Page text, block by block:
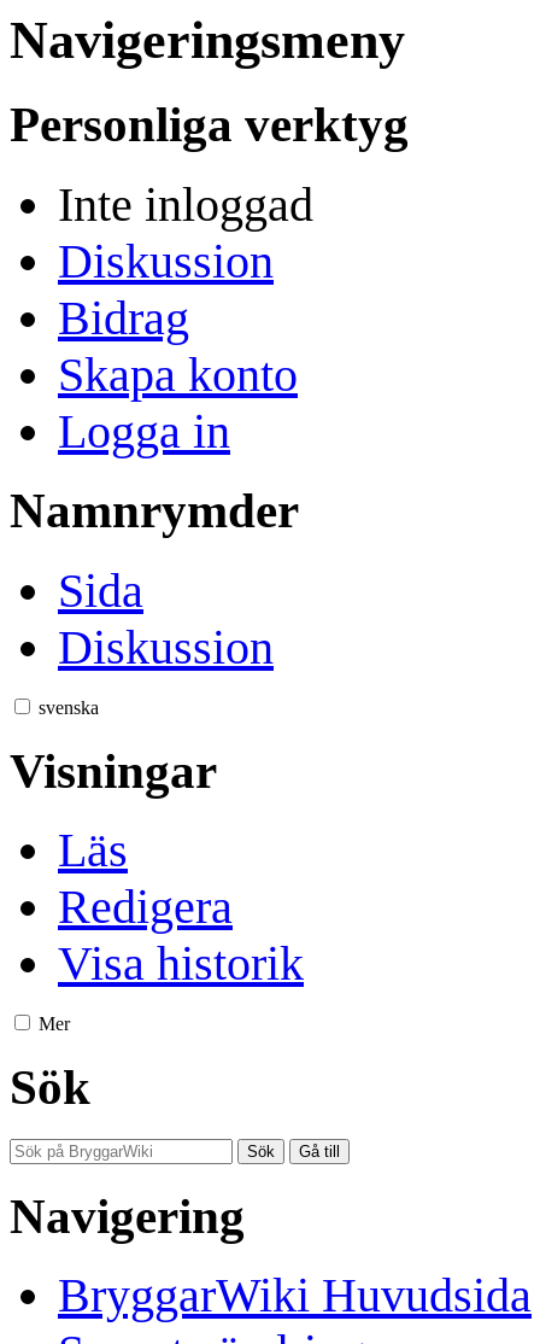
Navigeringsmeny
Personliga verktyg
Inte inloggad
Diskussion
Bidrag
Skapa konto
Logga in
Namnrymder
Sida
Diskussion
svenska
Visningar
Läs
Redigera
Visa historik
Mer
Sök
Navigering
BryggarWiki Huvudsida